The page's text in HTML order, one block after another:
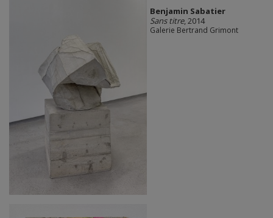
Benjamin Sabatier
Sans titre, 2014
Galerie Bertrand Grimont